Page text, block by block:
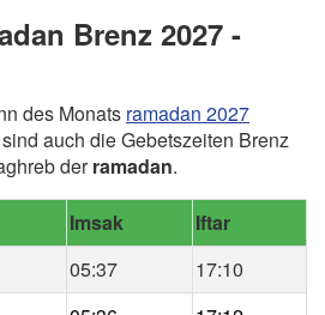
Brenz 2027 -
des Monats ramadan 2027
auch die Gebetszeiten Brenz
derramadan.
Imsak
Iftar
05:37
17:10